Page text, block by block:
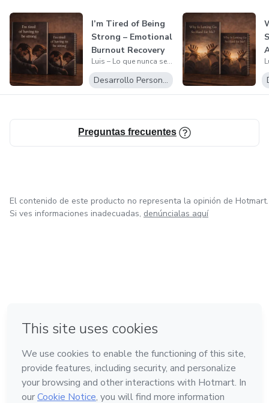
I’m Tired of Being
Strong – Emotional
Burnout Recovery
Workb...
Luis – Lo que nunca se dijo
Desarrollo Personal
Preguntas frecuentes
El contenido de este producto no representa la opinión de Hotmart.
Si ves informaciones inadecuadas, denúncialas aquí
Hecho con❤ en Belo Horizonte
Conoce Hotmart